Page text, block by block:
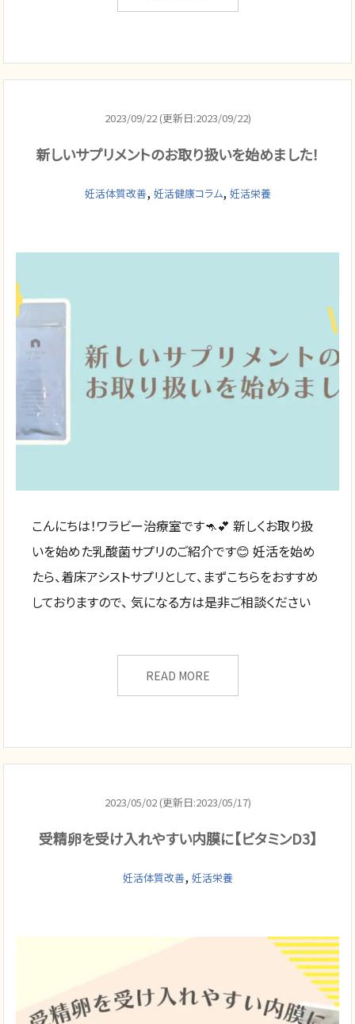
2023/09/22 (更新日:2023/09/22)
新しいサプリメントのお取り扱いを始めました！
妊活体質改善, 妊活健康コラム, 妊活栄養
こんにちは！ワラビー治療室です🦘💕 新しくお取り扱
いを始めた乳酸菌サプリのご紹介です😊 妊活を始め
たら、着床アシストサプリとして、まずこちらをおすすめ
しておりますので、 気になる方は是非ご相談ください
READ MORE
2023/05/02 (更新日:2023/05/17)
受精卵を受け入れやすい内膜に【ビタミンD3】
妊活体質改善, 妊活栄養